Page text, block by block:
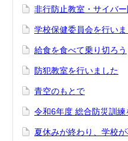
非行防止教室・サイバ
学校保健委員会を行い
給食を食べて乗り切ろう
防犯教室を行いました
青空のもとで
令和6年度 総合防災訓練
夏休みが終わり、学校が